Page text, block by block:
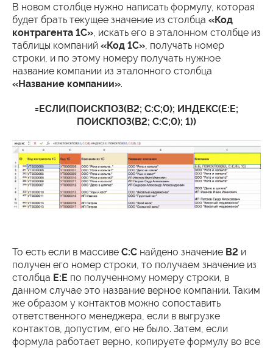
В новом столбце нужно написать формулу, которая
будет брать текущее значение из столбца «Код
контрагента 1С» , искать его в эталонном столбце из
таблицы компаний «Код 1С» , получать номер
строки, и по этому номеру получать нужное
название компании из эталонного столбца
«Название компании».
=ЕСЛИ(ПОИСКПОЗ(B2; C:C;0); ИНДЕКС(E:E;
ПОИСКПОЗ(B2; C:C;0); 1))
То есть если в массиве C:C найдено значение B2 и
получен его номер строки, то получаем значение из
столбца E:E по полученному номеру строки, в
данном случае это название верное компании. Таким
же образом у контактов можно сопоставить
ответственного менеджера, если в выгрузке
контактов, допустим, его не было. Затем, если
формула работает верно, копируете формулу во все